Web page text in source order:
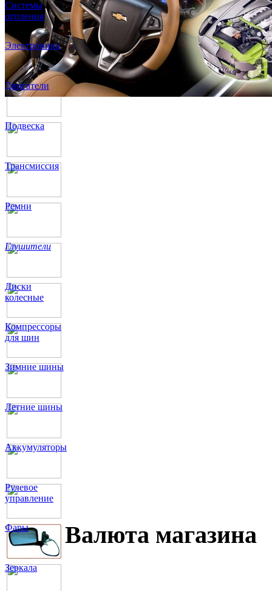
Системы
отпления
Электроника
Двигатели
Подвеска
Трансмиссия
Ремни
Глушители
Диски
колесные
Компрессоры
для шин
Зимние шины
Летние шины
Аккумуляторы
Рулевое
управление
Фары
Зеркала
Валюта магазина